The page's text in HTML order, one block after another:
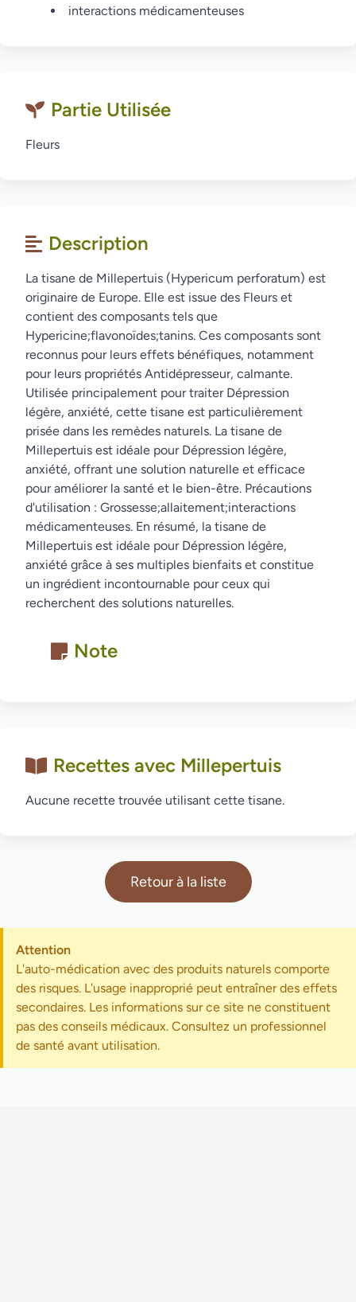
interactions médicamenteuses
Partie Utilisée
Fleurs
Description
La tisane de Millepertuis (Hypericum perforatum) est
originaire de Europe. Elle est issue des Fleurs et
contient des composants tels que
Hypericine;flavonoïdes;tanins. Ces composants sont
reconnus pour leurs effets bénéfiques, notamment
pour leurs propriétés Antidépresseur, calmante.
Utilisée principalement pour traiter Dépression
légère, anxiété, cette tisane est particulièrement
prisée dans les remèdes naturels. La tisane de
Millepertuis est idéale pour Dépression légère,
anxiété, offrant une solution naturelle et efficace
pour améliorer la santé et le bien-être. Précautions
d'utilisation : Grossesse;allaitement;interactions
médicamenteuses. En résumé, la tisane de
Millepertuis est idéale pour Dépression légère,
anxiété grâce à ses multiples bienfaits et constitue
un ingrédient incontournable pour ceux qui
recherchent des solutions naturelles.
Note
Recettes avec Millepertuis
Aucune recette trouvée utilisant cette tisane.
Retour à la liste
Attention
L'auto-médication avec des produits naturels comporte
des risques. L'usage inapproprié peut entraîner des effets
secondaires. Les informations sur ce site ne constituent
pas des conseils médicaux. Consultez un professionnel
de santé avant utilisation.